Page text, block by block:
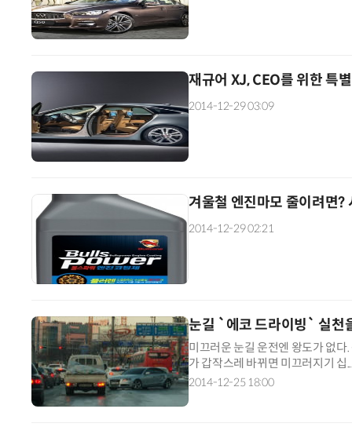
재규어 XJ, CEO를 위한 특
2014-12-29 03:09
겨울철 엔진마모 줄이려면?
2014-12-29 02:21
눈길 `에코 드라이빙` 실천
미끄러운 눈길 운전엔 왕도가 없
가 갑작스레 바뀌면 미끄러지기 십
2014-12-25 18:00